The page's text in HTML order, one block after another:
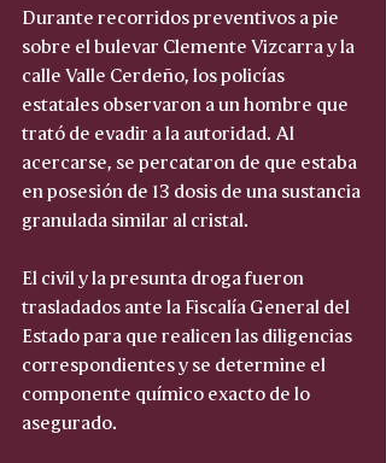
Durante recorridos preventivos a pie
sobre el bulevar Clemente Vizcarra y la
calle Valle Cerdeño, los policías
estatales observaron a un hombre que
trató de evadir a la autoridad. Al
acercarse, se percataron de que estaba
en posesión de 13 dosis de una sustancia
granulada similar al cristal.
El civil y la presunta droga fueron
trasladados ante la Fiscalía General del
Estado para que realicen las diligencias
correspondientes y se determine el
componente químico exacto de lo
asegurado.